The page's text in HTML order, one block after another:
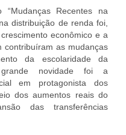
Recentes na
distribuição de renda foi,
econômico e a
contribuíram as mudanças
da escolaridade da
novidade foi a
em protagonista dos
dos aumentos reais do
das transferências